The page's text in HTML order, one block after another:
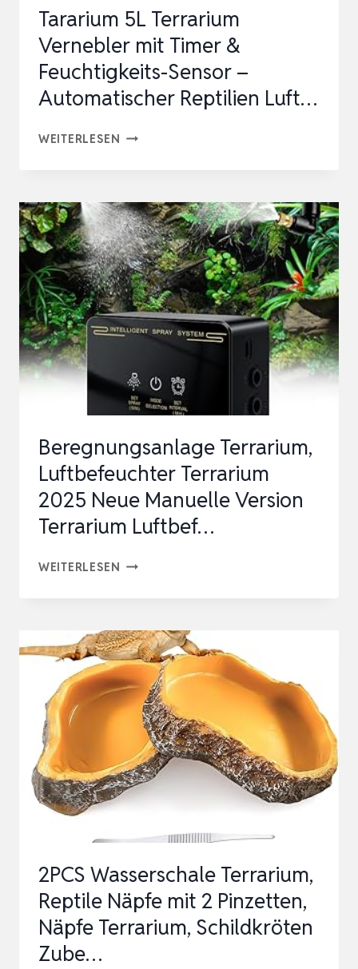
Tararium 5L Terrarium
Vernebler mit Timer &
Feuchtigkeits-Sensor –
Automatischer Reptilien Luft…
WEITERLESEN TARARIUM
VERNEBLER
MIT
TIMER
&
FEUCHTIGKEITS-
SENSOR
AUTOMATISCHER
REPTILIEN
Beregnungsanlage Terrarium,
Luftbefeuchter Terrarium
2025 Neue Manuelle Version
Terrarium Luftbef…
WEITERLESEN BEREGNUNGSANLAGE
TERRARIUM
2025
NEUE
MANUELLE
VERSION
TERRARIUM
LUFTBEF…
2PCS Wasserschale Terrarium,
Reptile Näpfe mit 2 Pinzetten,
Näpfe Terrarium, Schildkröten
Zube…